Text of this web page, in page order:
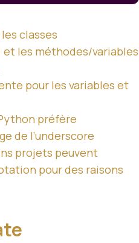
classes
et les méthodes/variables
pour les variables et
préfère
de l’underscore
projets peuvent
pour des raisons